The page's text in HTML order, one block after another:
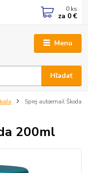
Menu
Hľadať
0 ks
za 0 €
Sprej autoemail Škoda
200ml